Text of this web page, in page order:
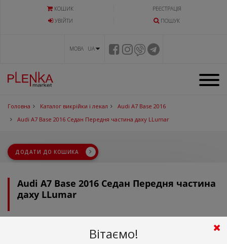
КОШИК
РЕЄСТРАЦІЯ
УВIЙТИ
ПОШУК
МОВА UA
Головна Каталог викрійки і лекал
Audi A7 Base 2016
Audi A7 Base 2016 Седан Передня частина даху LLumar
ДОДАТИ ДО КОШИКА
Audi A7 Base 2016 Седан Передня частина
даху LLumar
грн. ($24.21)
Вітаємо!